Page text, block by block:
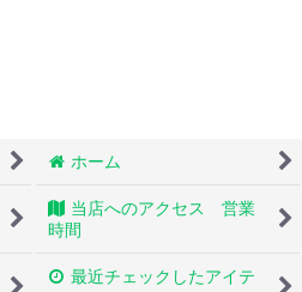
ホーム
当店へのアクセス 営業
時間
最近チェックしたアイテ